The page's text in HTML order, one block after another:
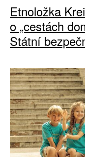
Etnoložka
o „cestách
Státní